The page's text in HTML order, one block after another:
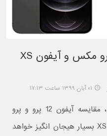
مقایسه آیفون 12 پرو / پرو مکس و آیفون XS
۰۱ آبان ۱۳۹۹ ساعت ۱۷:۱۳
با معرفی آیفون‌های سری جدید، مقایسه آیفون 12 پرو و پرو
مکس با سری آیفون XS و XS Max بسیار هیجان انگیز خواهد